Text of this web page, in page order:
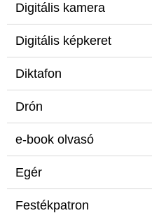
Digitális kamera
Digitális képkeret
Diktafon
Drón
e-book olvasó
Egér
Festékpatron